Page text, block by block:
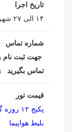
تاریخ اجرا
۱۴ الی ۲۷ شهریور ۱۴۰۵
شماره تماس
جهت ثبت نام
تماس بگیرید ۰۹۱۲۳۴۱۱۶۸۹ باقری
قیمت تور
بلیط هواپیما